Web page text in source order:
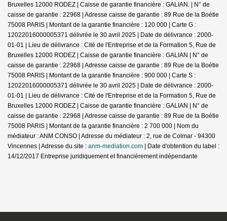
Bruxelles 12000 RODEZ | Caisse de garantie financière : GALIAN. | N° de
caisse de garantie : 22968 | Adresse caisse de garantie : 89 Rue de la Boétie
75008 PARIS | Montant de la garantie financière : 120 000 | Carte G :
12022016000005371 délivrée le 30 avril 2025 | Date de délivrance : 2000-
01-01 | Lieu de délivrance : Cité de l'Entreprise et de la Formation 5, Rue de
Bruxelles 12000 RODEZ | Caisse de garantie financière : GALIAN | N° de
caisse de garantie : 22968 | Adresse caisse de garantie : 89 Rue de la Boétie
75008 PARIS | Montant de la garantie financière : 900 000 | Carte S :
12022016000005371 délivrée le 30 avril 2025 | Date de délivrance : 2000-
01-01 | Lieu de délivrance : Cité de l'Entreprise et de la Formation 5, Rue de
Bruxelles 12000 RODEZ | Caisse de garantie financière : GALIAN | N° de
caisse de garantie : 22968 | Adresse caisse de garantie : 89 Rue de la Boétie
75008 PARIS | Montant de la garantie financière : 2 700 000 | Nom du
médiateur : ANM CONSO | Adresse du médiateur : 2, rue de Colmar - 94300
Vincennes | Adresse du site : anm-mediation.com | Date d'obtention du label :
14/12/2017 Entreprise juridiquement et financièrement indépendante